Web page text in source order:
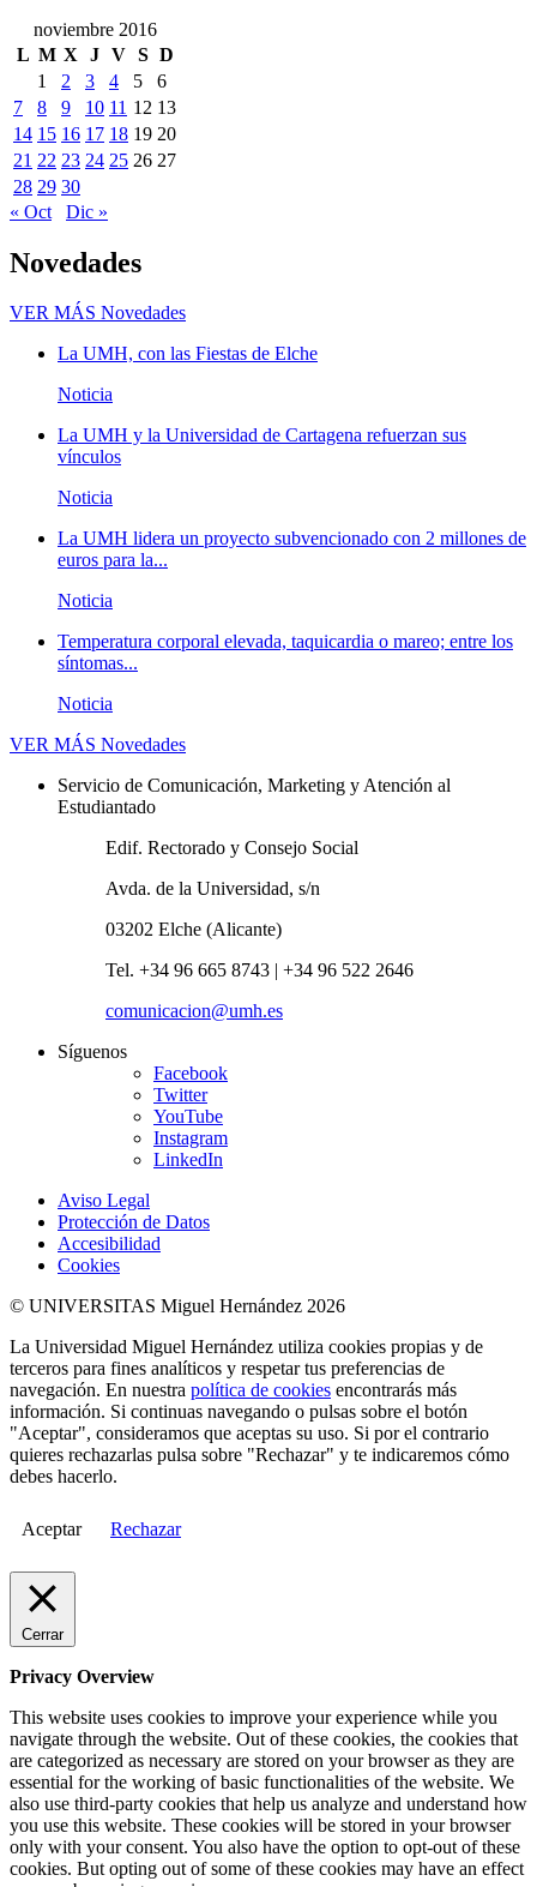
noviembre 2016
L M X J V S D
1
2 3 4 5
6
7
8 9 10 11 12 13
14 15 16 17 18 19 20
21 22 23 24 25 26 27
28 29 30
« Oct
Dic »
Novedades
VER MÁS Novedades
La UMH, con las Fiestas de Elche
Noticia
La UMH y la Universidad de Cartagena refuerzan sus
vínculos
Noticia
La UMH lidera un proyecto subvencionado con 2 millones de
euros para la...
Noticia
Temperatura corporal elevada, taquicardia o mareo; entre los
síntomas...
Noticia
VER MÁS Novedades
Servicio de Comunicación, Marketing y Atención al
Estudiantado
Edif. Rectorado y Consejo Social
Avda. de la Universidad, s/n
03202 Elche (Alicante)
Tel. +34 96 665 8743 | +34 96 522 2646
comunicacion@umh.es
Síguenos
Facebook
Twitter
YouTube
Instagram
LinkedIn
Aviso Legal
Protección de Datos
Accesibilidad
Cookies
© UNIVERSITAS Miguel Hernández 2026
La Universidad Miguel Hernández utiliza cookies propias y de
terceros para fines analíticos y respetar tus preferencias de
navegación. En nuestra política de cookies encontrarás más
información. Si continuas navegando o pulsas sobre el botón
"Aceptar", consideramos que aceptas su uso. Si por el contrario
quieres rechazarlas pulsa sobre "Rechazar" y te indicaremos cómo
debes hacerlo.
Aceptar Rechazar
Cerrar
Privacy Overview
This website uses cookies to improve your experience while you
navigate through the website. Out of these cookies, the cookies that
are categorized as necessary are stored on your browser as they are
essential for the working of basic functionalities of the website. We
also use third-party cookies that help us analyze and understand how
you use this website. These cookies will be stored in your browser
only with your consent. You also have the option to opt-out of these
cookies. But opting out of some of these cookies may have an effect